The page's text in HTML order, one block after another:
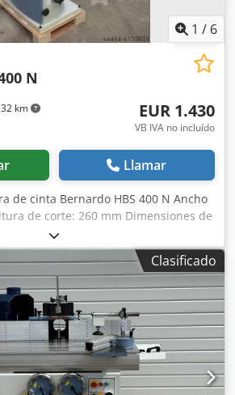
1 / 6
km
N
EUR 1.430
VB IVA no incluído
Llamar
de cinta Bernardo HBS 400 N Ancho
de corte: 260 mm Dimensiones de
x 25 x 0,6 - 3 dientes por pulgada
sierra: 9,5 - 37 mm Velocidad de
Djdpfod Tcakex Algock Dimensiones
mm Altura de la mesa: 890 mm
de corte: -5 a +45° Conexión para
de polvo: Ø 2x 100 mm Potencia de
%: 2,2 kW (3,0 CV) Potencia de
40 %: 3,0 kW (4,0 CV) Tensión: 400 V
(ancho x profundidad x
mm Peso: aprox. 132 kg
Clasificado